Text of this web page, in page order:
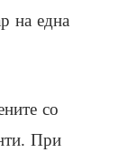
на една
со
При